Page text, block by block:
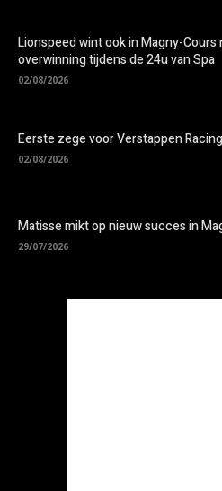
Lionspeed wint ook in Magny-Cours
overwinning tijdens de 24u van Spa
02/08/2026
Eerste zege voor Verstappen Racing
02/08/2026
Matisse mikt op nieuw succes in
29/07/2026